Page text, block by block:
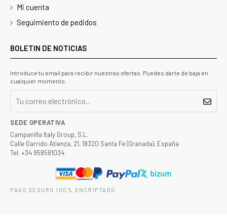
Mi cuenta
Seguimiento de pedidos
BOLETIN DE NOTICIAS
Introduce tu email para recibir nuestras ofertas. Puedes darte de baja en
cualquier momento.
SEDE OPERATIVA
Campanilla Italy Group, S.L.
Calle Garrido Atienza, 21, 18320 Santa Fe (Granada), España
Tel. +34 958581034
PAGO SEGURO 100% ENCRIPTADO